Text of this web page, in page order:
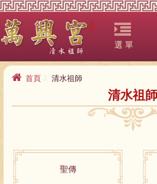
選 單
首頁 清水祖師
清水祖師
聖傳